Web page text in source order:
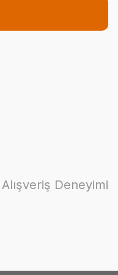
Alışveriş Deneyimi